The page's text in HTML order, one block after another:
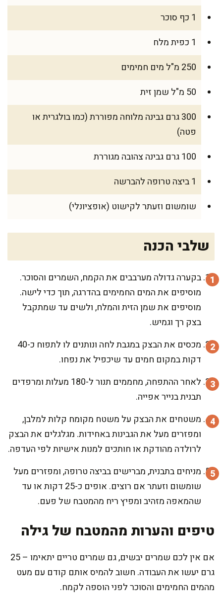
1 כף סוכר
1 כפית מלח
250 מ"ל מים חמימים
50 מ"ל שמן זית
300 גרם גבינה מלוחה מפוררת (כמו בולגרית או
פטה)
100 גרם גבינה צהובה מגוררת
1 ביצה טרופה להברשה
שומשום וזעתר לקישוט (אופציונלי)
שלבי הכנה
בקערה גדולה מערבבים את הקמח, השמרים והסוכר.
מוסיפים את המים החמימים בהדרגה, תוך כדי לישה.
מוסיפים את שמן הזית והמלח, ולשים עד שמתקבל
בצק רך וגמיש.
מכסים את הבצק במגבת לחה ונותנים לו לתפוח כ-40
דקות במקום חמים עד שיכפיל את נפחו.
לאחר ההתפחה, מחממים תנור ל-180 מעלות ומרפדים
תבנית בנייר אפייה.
משטחים את הבצק על משטח מקומח קלות למלבן,
ומפזרים מעל את הגבינות באחידות. מגלגלים את הבצק
לרולדה מהודקת או חותכים למנות אישיות לפי העדפה.
מניחים בתבנית, מברישים בביצה טרופה, ומפזרים מעל
שומשום וזעתר אם רוצים. אופים כ-25 דקות או עד
שהמאפה מזהיב ומפיץ ריח מהמטבח של פעם.
טיפים והערות מהמטבח של גילה
אם אין לכם שמרים יבשים, גם שמרים טריים יתאימו – 25
גרם יעשו את העבודה. חשוב להמיס אותם קודם עם מעט
מהמים החמימים והסוכר לפני הוספה לקמח.